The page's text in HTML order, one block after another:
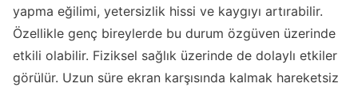
yapma eğilimi, yetersizlik hissi ve kaygıyı artırabilir.
Özellikle genç bireylerde bu durum özgüven üzerinde
etkili olabilir. Fiziksel sağlık üzerinde de dolaylı etkiler
görülür. Uzun süre ekran karşısında kalmak hareketsiz